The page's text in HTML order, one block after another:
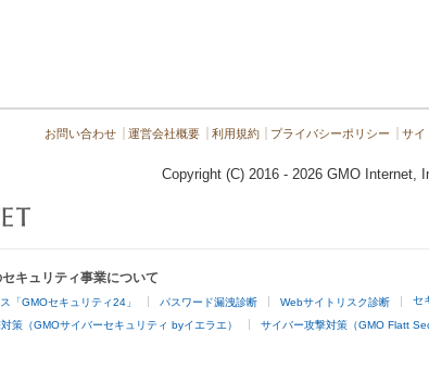
お問い合わせ 運営会社概要 利用規約 プライバシーポリシー サイ
Copyright (C) 2016 - 2026 GMO Internet,
キュリティ事業について
「GMOセキュリティ24」 パスワード漏洩診断 Webサイトリスク診断 セ
策（GMOサイバーセキュリティ byイエラエ） サイバー攻撃対策（GMO Flatt